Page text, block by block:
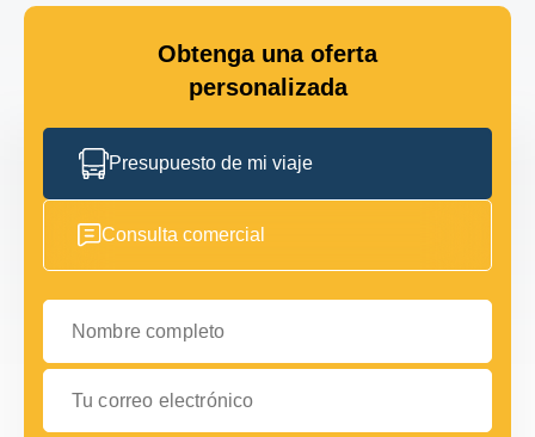
Obtenga una oferta
personalizada
Presupuesto de mi viaje
Consulta comercial
Nombre completo
Tu correo electrónico